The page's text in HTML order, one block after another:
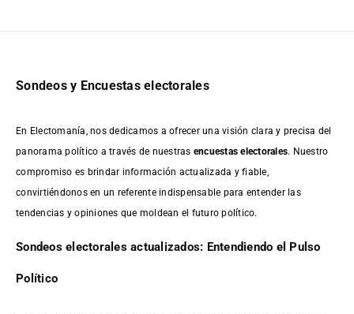
Sondeos y Encuestas electorales
En Electomanía, nos dedicamos a ofrecer una visión clara y precisa del
panorama político a través de nuestras encuestas electorales. Nuestro
compromiso es brindar información actualizada y fiable,
convirtiéndonos en un referente indispensable para entender las
tendencias y opiniones que moldean el futuro político.
Sondeos electorales actualizados: Entendiendo el Pulso
Político